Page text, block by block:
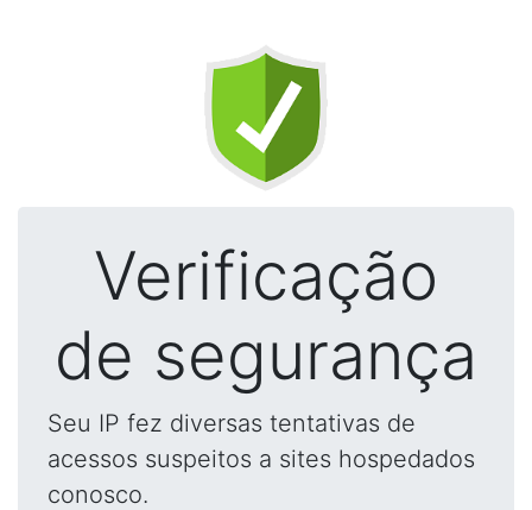
Verificação
de segurança
Seu IP fez diversas tentativas de
acessos suspeitos a sites hospedados
conosco.